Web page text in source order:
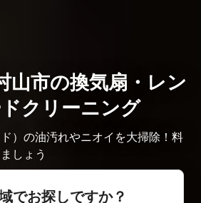
山市の換気扇・レン
クリーニング
）の油汚れやニオイを大掃除！料
しょう
でお探しですか？